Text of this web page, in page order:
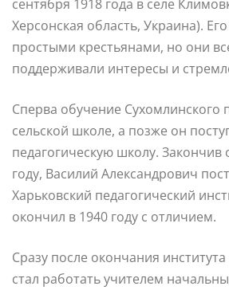
сентября 1918 года в селе
Херсонская область, Украина).
простыми крестьянами, но они
поддерживали интересы и
Сперва обучение Сухомлинского
сельской школе, а позже он
педагогическую школу. Закончив
году, Василий Александрович
Харьковский педагогический
окончил в 1940 году с отличием.
Сразу после окончания
стал работать учителем